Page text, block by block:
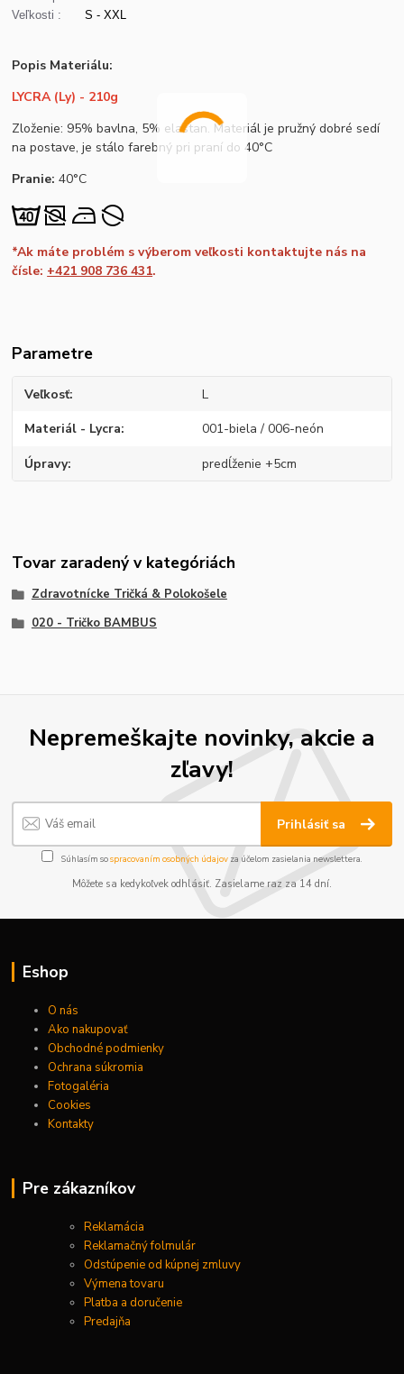
Veľkosti :
S - XXL
Popis Materiálu:
LYCRA (Ly) - 210g
Zloženie: 95% bavlna, 5% elastan. Materiál je pružný dobré sedí
na postave, je stálo farebný pri praní do 40°C
Pranie:40°C
*Ak máte problém s výberom veľkosti kontaktujte nás na
čísle: +421 908 736 431.
Parametre
Veľkosť L
Materiál - Lycra 001-biela / 006-neón
Úpravy predĺženie +5cm
Tovar zaradený v kategóriách
Zdravotnícke Tričká & Polokošele
020 - Tričko BAMBUS
Nepremeškajte novinky, akcie a
zľavy!
Prihlásiť sa
Súhlasím sospracovaním osobných údajov za účelom zasielania newslettera.
Môžete sa kedykoľvek odhlásiť. Zasielame raz za 14 dní.
Eshop
O nás
Ako nakupovať
Obchodné podmienky
Ochrana súkromia
Fotogaléria
Cookies
Kontakty
Pre zákazníkov
Reklamácia
Reklamačný folmulár
Odstúpenie od kúpnej zmluvy
Výmena tovaru
Platba a doručenie
Predajňa